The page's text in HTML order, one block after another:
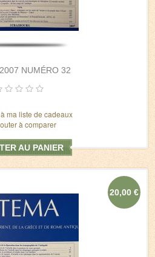
NUMÉRO 32
ma liste de cadeaux
à comparer
AU PANIER
20,00 €